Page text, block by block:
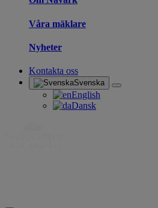
Våra mäklare
Nyheter
Kontakta oss
Svenska
English
Dansk